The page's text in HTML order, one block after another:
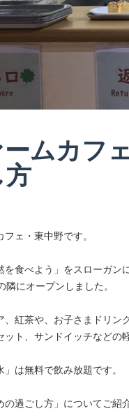
ームカフ
方
ェ・東中野です。
食べよう」をスローガン
隣にオープンしました。
、紅茶や、お子さまドリ
ト、サンドイッチなどの
は無料で飲み放題です。
過ごし方」についてご紹